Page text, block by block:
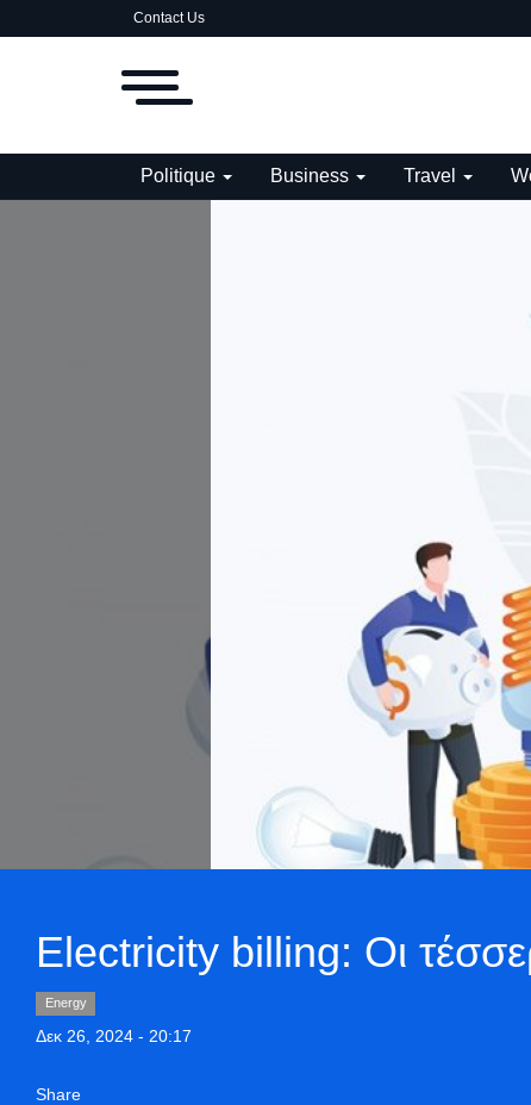
Contact Us
Politique Business Travel
Electricity billing: Οι
Energy
Δεκ 26, 2024 - 20:17
Share